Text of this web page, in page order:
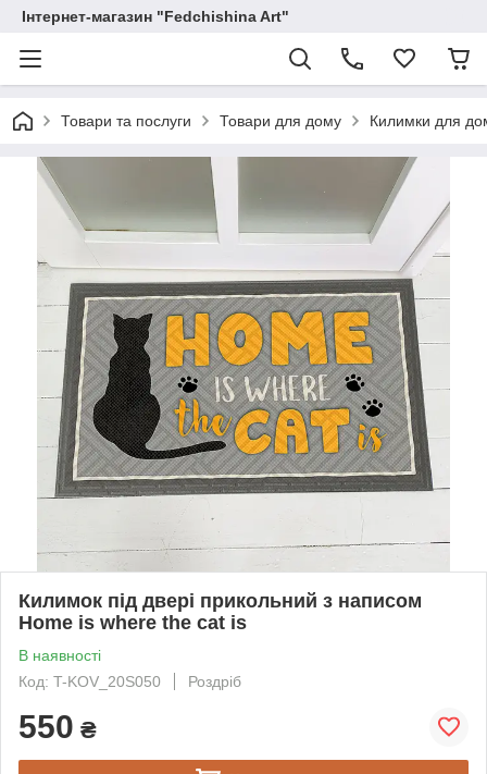
Інтернет-магазин "Fedchishina Art"
Товари та послуги Товари для дому Килимки для
Килимок під двері прикольний з написом
Home is where the cat is
В наявності
Код: T-KOV_20S050
Роздріб
550 ₴